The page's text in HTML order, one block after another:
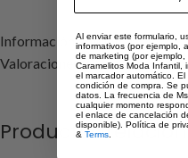
Información adicional
Valoraciones (0)
Productos
Al enviar este formulario,
informativos (por ejemplo,
de marketing (por
Caramelitos Moda Infantil,
el marcador automático.
condición de compra. Se
datos. La frecuencia de
cualquier momento
el enlace de cancelación
disponible). Política de
& Terms